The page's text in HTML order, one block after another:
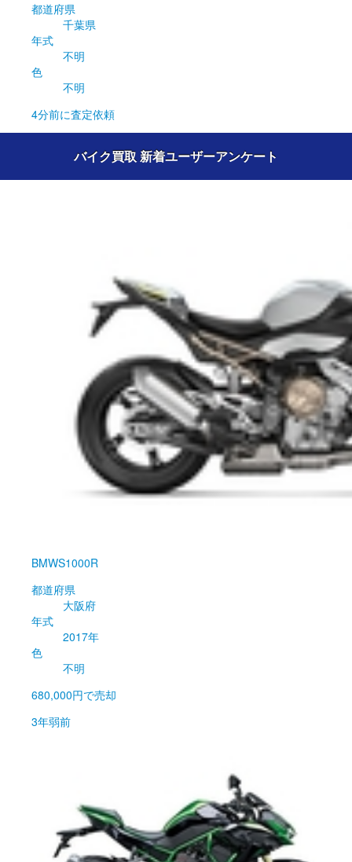
都道府県
千葉県
年式
不明
色
不明
4分前に査定依頼
バイク買取 新着ユーザーアンケート
BMWS1000R
都道府県
大阪府
年式
2017年
色
不明
680,000円で売却
3年弱前